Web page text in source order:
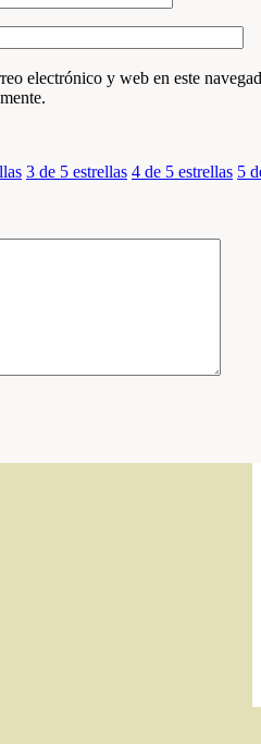
electrónico y web en este
3 de 5 estrellas 4 de 5 estrellas 5